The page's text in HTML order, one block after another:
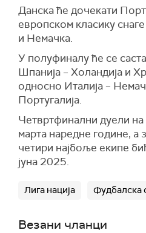
Данска ће дочекати
европском класику
и Немачка.
У полуфиналу ће се
Шпанија – Холандија и
односно Италија –
Португалија.
Четвртфинални дуели
марта наредне године, а
четири најбоље екипе
јуна 2025.
Лига нација Фудбалска
Везани чланци